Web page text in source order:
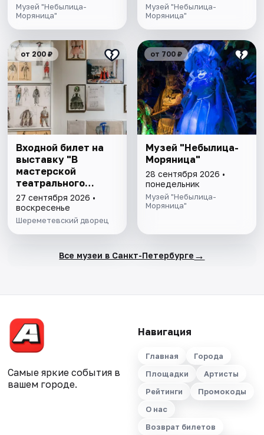
Музей "Небылица-
Моряница"
Музей "Небылица-
Моряница"
от 200 ₽
Входной билет на
выставку "В
мастерской
театрального
художника"
27 сентября 2026 •
воскресенье
Шереметевский дворец
от 700 ₽
Музей "Небылица-
Моряница"
28 сентября 2026 •
понедельник
Музей "Небылица-
Моряница"
Все музеи в Санкт-Петербурге →
Самые яркие события в
вашем городе.
Навигация
Главная
Города
Площадки
Артисты
Рейтинги
Промокоды
О нас
Возврат билетов